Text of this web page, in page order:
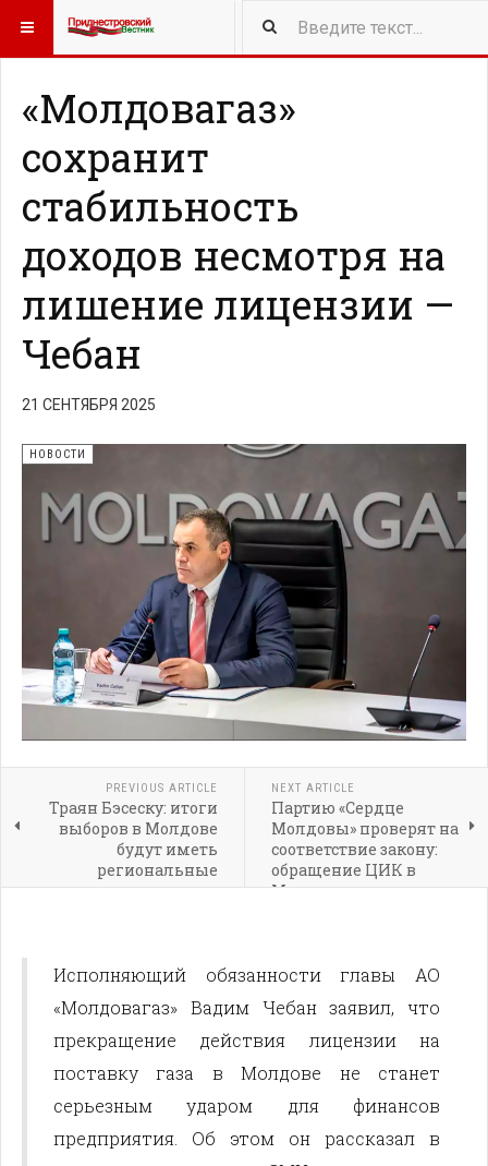
417 NEW ARTICLES
«Молдовагаз»
сохранит
стабильность
доходов несмотря на
лишение лицензии —
Чебан
21 СЕНТЯБРЯ 2025
НОВОСТИ
PREVIOUS ARTICLE
Траян Бэсеску: итоги
выборов в Молдове
будут иметь
региональные
последствия
NEXT ARTICLE
Партию «Сердце
Молдовы» проверят на
соответствие закону:
обращение ЦИК в
Минюст
Исполняющий обязанности главы АО
«Молдовагаз» Вадим Чебан заявил, что
прекращение действия лицензии на
поставку газа в Молдове не станет
серьезным ударом для финансов
предприятия. Об этом он рассказал в